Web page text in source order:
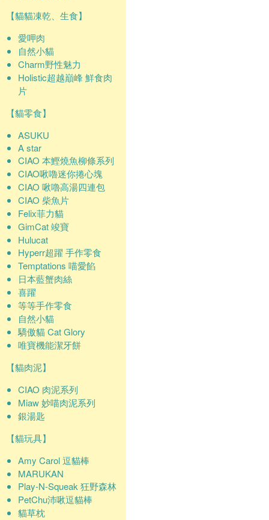
【貓貓凍乾、生食】
愛呷肉
自然小貓
Charm野性魅力
Holistic超越巔峰 鮮食肉
片
【貓零食】
ASUKU
A star
CIAO 本鰹燒魚柳條系列
CIAO啾嚕迷你捲心塊
CIAO 啾嚕高湯四連包
CIAO 柴魚片
Felix菲力貓
GimCat 竣寶
Hulucat
Hyperr超躍 手作零食
Temptations 喵愛餡
日本藍蟹肉絲
喜躍
等等手作零食
自然小貓
驕傲貓 Cat Glory
唯寶機能潔牙餅
【貓肉泥】
CIAO 肉泥系列
Miaw 妙喵肉泥系列
銀湯匙
【貓玩具】
Amy Carol 逗貓棒
MARUKAN
Play-N-Squeak 狂野森林
PetChu沛啾逗貓棒
貓草枕